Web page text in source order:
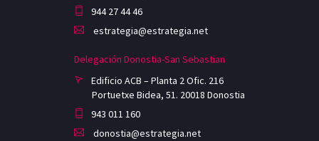
944 27 44 46
estrategia@estrategia.net
Delegación Donostia-San Sebastian
Edificio ACB – Planta 2 Ofic. 216
Portuetxe Bidea, 51. 20018 Donostia
943 011 160
donostia@estrategia.net